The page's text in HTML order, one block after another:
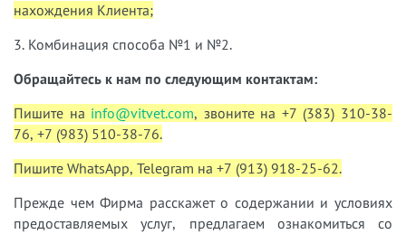
нахождения Клиента;
3. Комбинация способа №1 и №2.
Обращайтесь к нам по следующим контактам:
Пишите на info@vitvet.com, звоните на +7 (383) 310-38-
76, +7 (983) 510-38-76.
Пишите WhatsApp, Telegram на +7 (913) 918-25-62.
Прежде чем Фирма расскажет о содержании и условиях
предоставляемых услуг, предлагаем ознакомиться со